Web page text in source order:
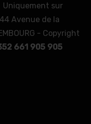
Uniquement sur
Avenue de la
- Copyright
661 905 905